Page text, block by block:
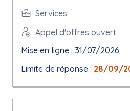
Services
Appel d'offres ouvert
Mise en ligne : 31/07/2026
Limite de réponse : 28/09/